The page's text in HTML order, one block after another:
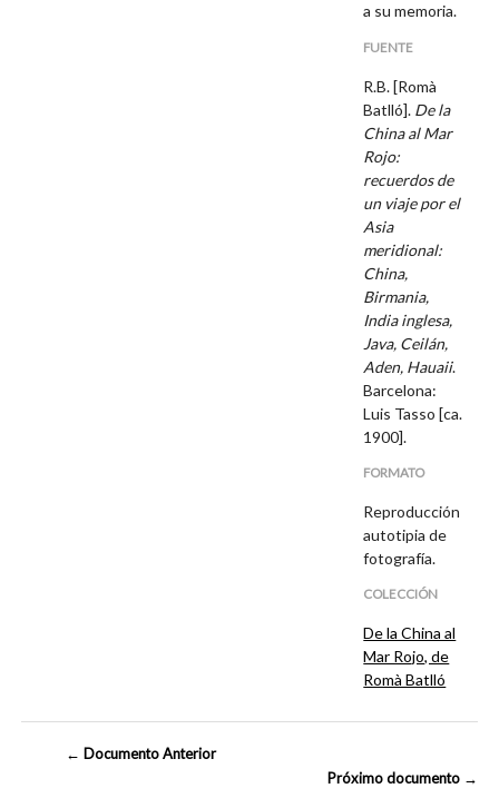
a su memoria.
FUENTE
R.B. [Romà
Batlló]. De la
China al Mar
Rojo:
recuerdos de
un viaje por el
Asia
meridional:
China,
Birmania,
India inglesa,
Java, Ceilán,
Aden, Hauaii.
Barcelona:
Luis Tasso [ca.
1900].
FORMATO
Reproducción
autotipia de
fotografía.
COLECCIÓN
De la China al
Mar Rojo, de
Romà Batlló
← Documento Anterior
Próximo documento →